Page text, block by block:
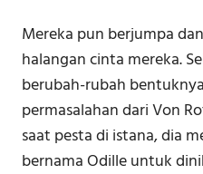
Mereka pun berjumpa
halangan cinta mereka.
berubah-rubah
permasalahan dari Von
saat pesta di istana, dia
bernama Odille untuk